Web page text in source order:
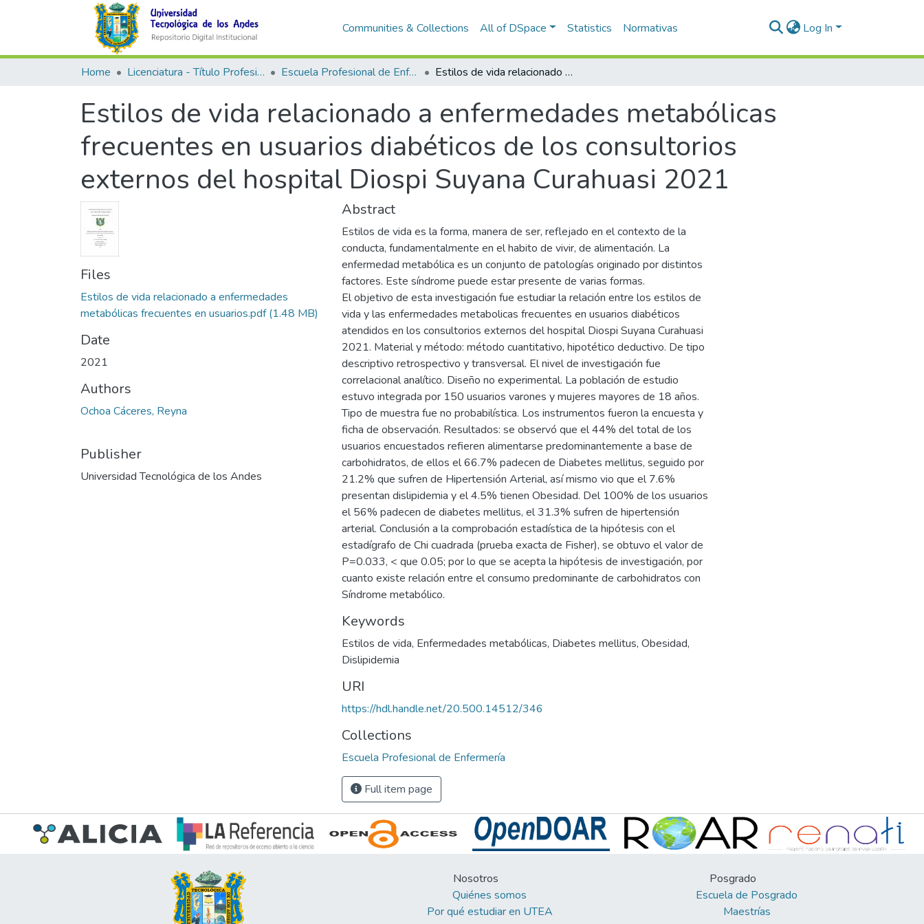
Communities & Collections All of DSpace Statistics Normativas Log In
Home Licenciatura - Título Profesional Escuela Profesional de Enfermería Estilos de vida relacionado a enfermedades metabólicas frecuentes en usuarios diabéticos de los consultorios externos del hospital Diospi Suyana Curahuasi 2021
Estilos de vida relacionado a enfermedades metabólicas
frecuentes en usuarios diabéticos de los consultorios
externos del hospital Diospi Suyana Curahuasi 2021
Files
Estilos de vida relacionado a enfermedades
metabólicas frecuentes en usuarios.pdf(1.48 MB)
Date
2021
Authors
Ochoa Cáceres, Reyna
Publisher
Universidad Tecnológica de los Andes
Abstract
Estilos de vida es la forma, manera de ser, reflejado en el contexto de la
conducta, fundamentalmente en el habito de vivir, de alimentación. La
enfermedad metabólica es un conjunto de patologías originado por distintos
factores. Este síndrome puede estar presente de varias formas.
El objetivo de esta investigación fue estudiar la relación entre los estilos de
vida y las enfermedades metabolicas frecuentes en usuarios diabéticos
atendidos en los consultorios externos del hospital Diospi Suyana Curahuasi
2021. Material y método: método cuantitativo, hipotético deductivo. De tipo
descriptivo retrospectivo y transversal. El nivel de investigación fue
correlacional analítico. Diseño no experimental. La población de estudio
estuvo integrada por 150 usuarios varones y mujeres mayores de 18 años.
Tipo de muestra fue no probabilística. Los instrumentos fueron la encuesta y
ficha de observación. Resultados: se observó que el 44% del total de los
usuarios encuestados refieren alimentarse predominantemente a base de
carbohidratos, de ellos el 66.7% padecen de Diabetes mellitus, seguido por
21.2% que sufren de Hipertensión Arterial, así mismo vio que el 7.6%
presentan dislipidemia y el 4.5% tienen Obesidad. Del 100% de los usuarios
el 56% padecen de diabetes mellitus, el 31.3% sufren de hipertensión
arterial. Conclusión a la comprobación estadística de la hipótesis con el
estadígrafo de Chi cuadrada (prueba exacta de Fisher), se obtuvo el valor de
P=0.033, < que 0.05; por lo que se acepta la hipótesis de investigación, por
cuanto existe relación entre el consumo predominante de carbohidratos con
Síndrome metabólico.
Keywords
Estilos de vida, Enfermedades metabólicas, Diabetes mellitus, Obesidad,
Dislipidemia
URI
https://hdl.handle.net/20.500.14512/346
Collections
Escuela Profesional de Enfermería
Full item page
Nosotros
Quiénes somos
Por qué estudiar en UTEA
Posgrado
Escuela de Posgrado
Maestrías